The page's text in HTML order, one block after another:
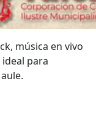
música en vivo
para